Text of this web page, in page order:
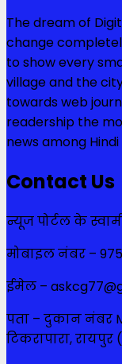
The dream of
change
to show every
village and the
towards web
readership the
news among
Contact Us
न्यूज पोर्टल के
मोबाइल नंबर –
ईमेल –
पता – दुकान नंबर
टिकरापारा,